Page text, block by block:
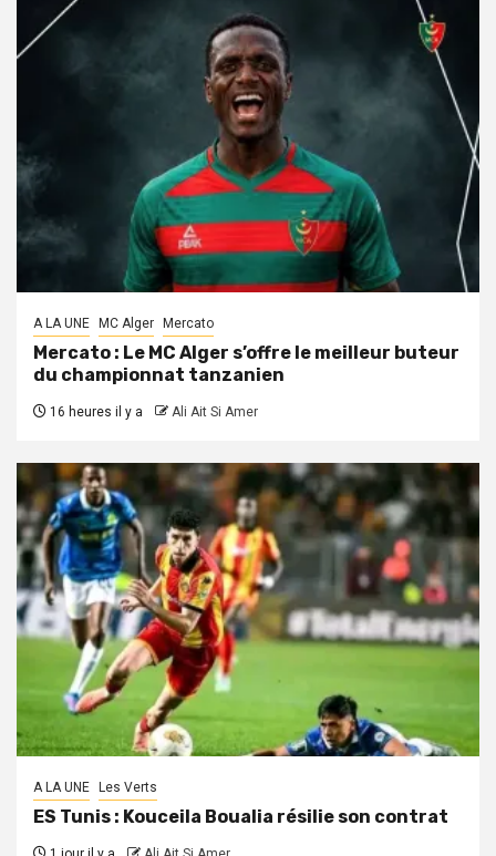
A LA UNE MC Alger Mercato
Mercato : Le MC Alger s’offre le meilleur buteur
du championnat tanzanien
16 heures il y a Ali Ait Si Amer
A LA UNE Les Verts
ES Tunis : Kouceila Boualia résilie son contrat